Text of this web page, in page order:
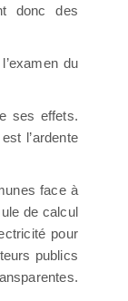
donc des
du
ses effets.
l’ardente
face à
de calcul
pour
publics